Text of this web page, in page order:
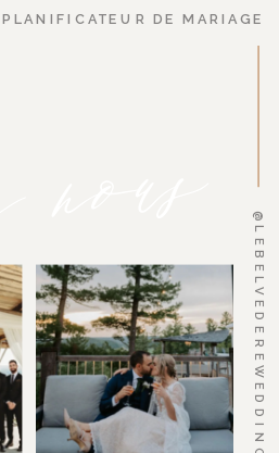
DE MARIAGE
@LEBELVEDEREWEDDINGS